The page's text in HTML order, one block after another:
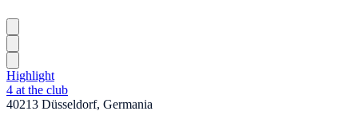
Highlight
4 at the club
40213 Düsseldorf, Germania